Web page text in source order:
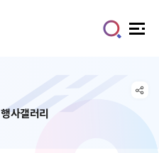
행사갤러리